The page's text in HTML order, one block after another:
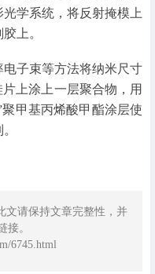
学系统，将反射掩模上
上。
子束等方法将纳米尺寸
上涂上一层聚合物，用
甲基丙烯酸甲酯涂层使
文请保持文章完整性，并
接。
6745.html